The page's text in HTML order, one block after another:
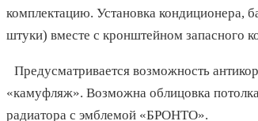
комплектацию. Установка кондиционера,
штуки) вместе с кронштейном запасного
Предусматривается возможность
«камуфляж». Возможна облицовка
радиатора с эмблемой «БРОНТО».